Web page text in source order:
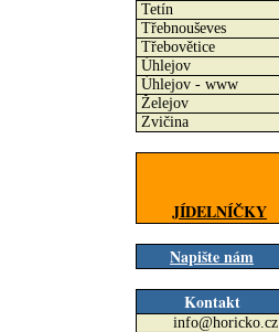
Tetín
Třebnouševes
Třebovětice
Úhlejov
Úhlejov - www
Želejov
Zvičina
JÍDELNÍČKY
Napište nám
Kontakt
info@horicko.cz